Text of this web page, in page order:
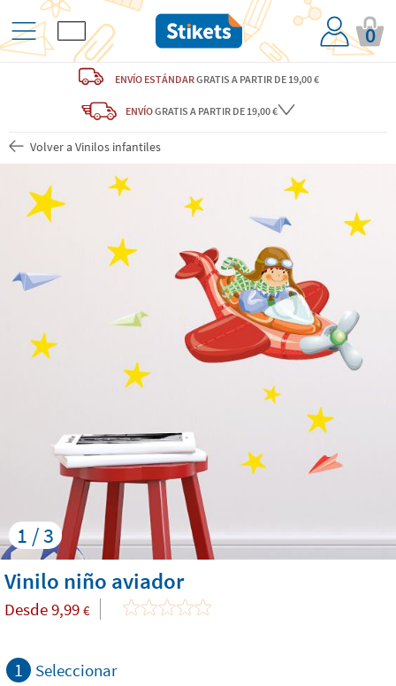
0
ENVÍO ESTÁNDARGRATIS A PARTIR DE 19,00 €
ENVÍOGRATIS A PARTIR DE 19,00 €
Volver a Vinilos infantiles
1 / 3
Vinilo niño aviador
Desde9,99 €
1 Seleccionar